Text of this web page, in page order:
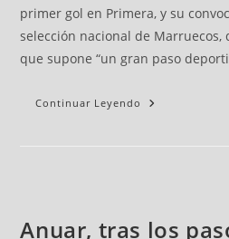
primer gol en Primera, y su
selección nacional de
que supone “un gran paso
Continuar Leyendo
Anuar, tras los